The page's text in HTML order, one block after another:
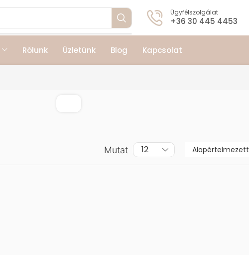
Ügyfélszolgálat
+36 30 445 4453
Rólunk Üzletünk Blog Kapcsolat
Mutat